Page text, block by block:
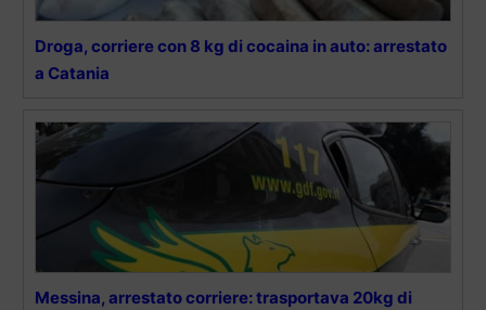
Droga, corriere con 8 kg di cocaina in auto: arrestato
a Catania
Messina, arrestato corriere: trasportava 20kg di